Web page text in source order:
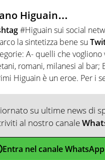
Higuain…
#Higuain sui social
la sintetizza bene su
A- quelli che
romani, milanesi al bar;
Higuain è un eroe. Per i
su ultime news di
al nostro canale
Entra nel canale WhatsApp